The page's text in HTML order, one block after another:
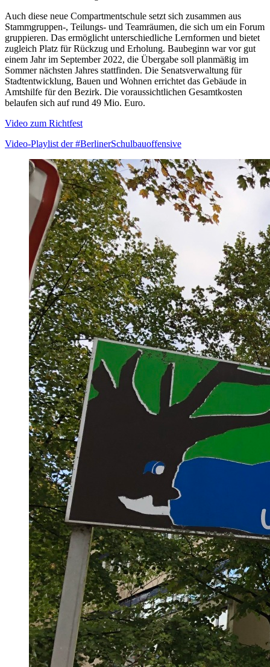
Auch diese neue Compartmentschule setzt sich zusammen aus
Stammgruppen-, Teilungs- und Teamräumen, die sich um ein Forum
gruppieren. Das ermöglicht unterschiedliche Lernformen und bietet
zugleich Platz für Rückzug und Erholung. Baubeginn war vor gut
einem Jahr im September 2022, die Übergabe soll planmäßig im
Sommer nächsten Jahres stattfinden. Die Senatsverwaltung für
Stadtentwicklung, Bauen und Wohnen errichtet das Gebäude in
Amtshilfe für den Bezirk. Die voraussichtlichen Gesamtkosten
belaufen sich auf rund 49 Mio. Euro.
Video zum Richtfest
Video-Playlist der #BerlinerSchulbauoffensive